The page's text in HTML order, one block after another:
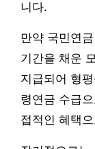
니다.
만약 국민연
기간을 채운
지급되어 형
령연금 수급
접적인 혜택